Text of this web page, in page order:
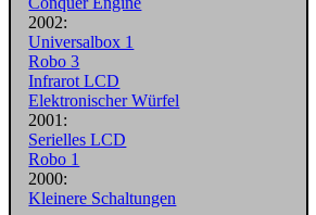
2002:
Universalbox 1
Robo 3
Infrarot LCD
Elektronischer Würfel
2001:
Serielles LCD
Robo 1
2000:
Kleinere Schaltungen